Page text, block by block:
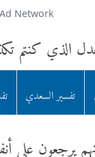
Network
الذي كنتم
تفسير السعدي
يرجعون على